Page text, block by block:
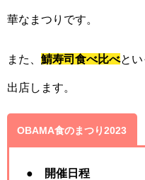
華なまつりです。
また、 鯖寿司食べ比べとい
出店します。
OBAMA食のまつり2023
● 開催日程